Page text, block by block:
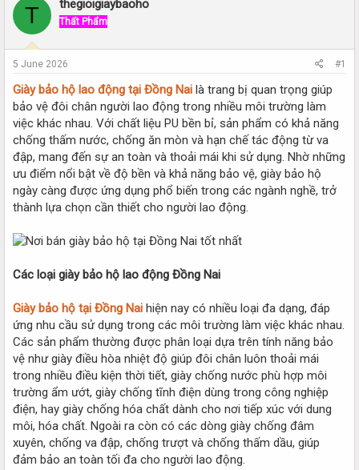
a
s
a
r
e
r
e
T thegioigiaybaoho
Thất Phẩm
5 June 2026 #1
Giày bảo hộ lao động tại Đồng Nai là trang bị quan trọng giúp
bảo vệ đôi chân người lao động trong nhiều môi trường làm
việc khác nhau. Với chất liệu PU bền bỉ, sản phẩm có khả năng
chống thấm nước, chống ăn mòn và hạn chế tác động từ va
đập, mang đến sự an toàn và thoải mái khi sử dụng. Nhờ những
ưu điểm nổi bật về độ bền và khả năng bảo vệ, giày bảo hộ
ngày càng được ứng dụng phổ biến trong các ngành nghề, trở
thành lựa chọn cần thiết cho người lao động.
Các loại giày bảo hộ lao động Đồng Nai
Giày bảo hộ tại Đồng Nai hiện nay có nhiều loại đa dạng, đáp
ứng nhu cầu sử dụng trong các môi trường làm việc khác nhau.
Các sản phẩm thường được phân loại dựa trên tính năng bảo
vệ như giày điều hòa nhiệt độ giúp đôi chân luôn thoải mái
trong nhiều điều kiện thời tiết, giày chống nước phù hợp môi
trường ẩm ướt, giày chống tĩnh điện dùng trong công nghiệp
điện, hay giày chống hóa chất dành cho nơi tiếp xúc với dung
môi, hóa chất. Ngoài ra còn có các dòng giày chống đâm
xuyên, chống va đập, chống trượt và chống thấm dầu, giúp
đảm bảo an toàn tối đa cho người lao động.